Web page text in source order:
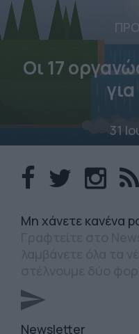
Οι 17
31
Mη χάνετε κανένα
Newsletter